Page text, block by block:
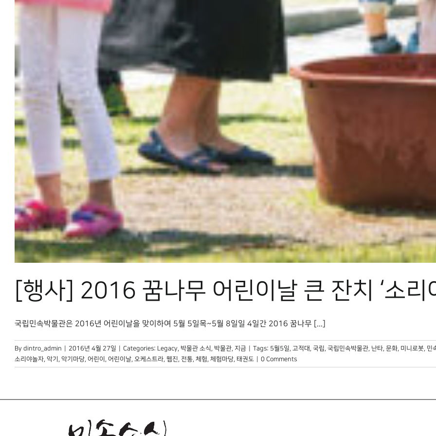
[행사] 2016 꿈나무 어린이날 큰 잔치 ‘소리
국립민속박물관은 2016년 어린이날을 맞이하여 5월 5일목~5월 8일일 4일간 2016 꿈나무 [...]
By dintro_admin 2016년 4월 27일 Categories: Legacy, 박물관 소식, 박물관, 지금 Tags: 5월5일, 고적대 , 국립, 국립민속박물관, 난타, 문화, 미니로봇, 민
소리야놀자, 악기 , 악기마당, 어린이 , 어린이날, 오케스트라, 웹진, 전통, 체험, 체험마당, 태권도 0 Comments